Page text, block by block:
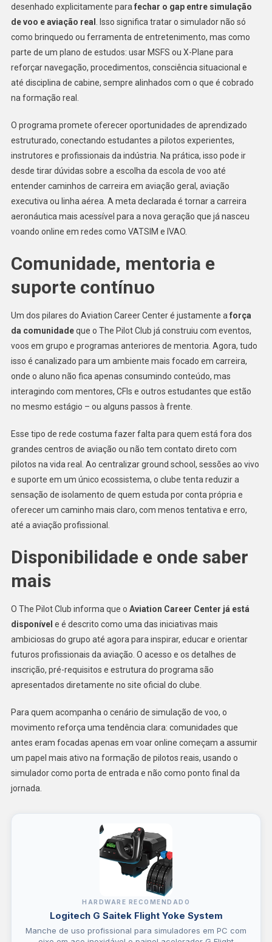
desenhado explicitamente para fechar o gap entre simulação
de voo e aviação real
. Isso significa tratar o simulador não só
como brinquedo ou ferramenta de entretenimento, mas como
parte de um plano de estudos: usar MSFS ou X-Plane para
reforçar navegação, procedimentos, consciência situacional e
até disciplina de cabine, sempre alinhados com o que é cobrado
na formação real.
O programa promete oferecer oportunidades de aprendizado
estruturado, conectando estudantes a pilotos experientes,
instrutores e profissionais da indústria. Na prática, isso pode ir
desde tirar dúvidas sobre a escolha da escola de voo até
entender caminhos de carreira em aviação geral, aviação
executiva ou linha aérea. A meta declarada é tornar a carreira
aeronáutica mais acessível para a nova geração que já nasceu
voando online em redes como VATSIM e IVAO.
Comunidade, mentoria e
suporte contínuo
Um dos pilares do Aviation Career Center é justamente a força
da comunidadeque o The Pilot Club já construiu com eventos,
voos em grupo e programas anteriores de mentoria. Agora, tudo
isso é canalizado para um ambiente mais focado em carreira,
onde o aluno não fica apenas consumindo conteúdo, mas
interagindo com mentores, CFIs e outros estudantes que estão
no mesmo estágio – ou alguns passos à frente.
Esse tipo de rede costuma fazer falta para quem está fora dos
grandes centros de aviação ou não tem contato direto com
pilotos na vida real. Ao centralizar ground school, sessões ao vivo
e suporte em um único ecossistema, o clube tenta reduzir a
sensação de isolamento de quem estuda por conta própria e
oferecer um caminho mais claro, com menos tentativa e erro,
até a aviação profissional.
Disponibilidade e onde saber
mais
O The Pilot Club informa que o Aviation Career Center já está
disponível e é descrito como uma das iniciativas mais
ambiciosas do grupo até agora para inspirar, educar e orientar
futuros profissionais da aviação. O acesso e os detalhes de
inscrição, pré-requisitos e estrutura do programa são
apresentados diretamente no site oficial do clube.
Para quem acompanha o cenário de simulação de voo, o
movimento reforça uma tendência clara: comunidades que
antes eram focadas apenas em voar online começam a assumir
um papel mais ativo na formação de pilotos reais, usando o
simulador como porta de entrada e não como ponto final da
jornada.
HARDWARE RECOMENDADO
Logitech G Saitek Flight Yoke System
Manche de uso profissional para simuladores em PC com